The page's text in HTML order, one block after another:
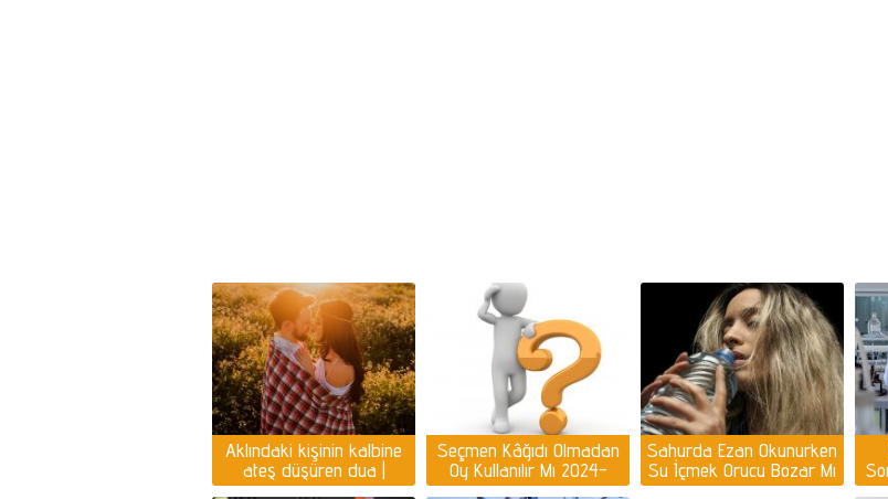
Aklındaki kişinin kalbine
ateş düşüren dua |
Sevdiğinin rüyasına
Seçmen Kâğıdı Olmadan
Oy Kullanılır Mı 2024-
2025 | Seçmen kağıtlarını
Sahurda Ezan Okunurken
Su İçmek Orucu Bozar Mı
Diyanet